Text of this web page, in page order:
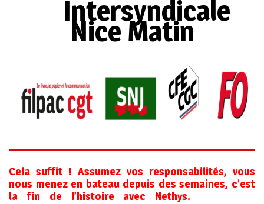
Intersyndicale
Nice Matin
Cela suffit ! Assumez vos responsabilités, vous
nous menez en bateau depuis des semaines, c’est
la fin de l’histoire avec Nethys.